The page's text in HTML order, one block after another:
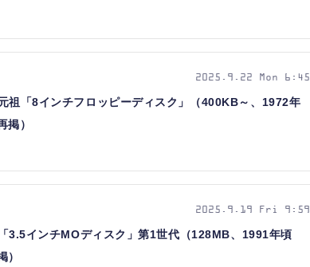
祖「8インチフロッピーディスク」（400KB～、1972年
）
2025.9.22 Mon 6:45
3.5インチMOディスク」第1世代（128MB、1991年頃
）
2025.9.19 Fri 9:59